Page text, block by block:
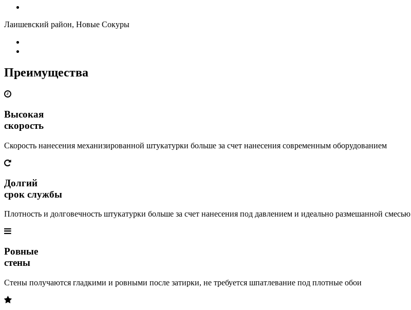
Лаишевский район, Новые Сокуры
Преимущества
Высокая
скорость
Скорость нанесения механизированной штукатурки больше за счет нанесения современным оборудованием
Долгий
срок службы
Плотность и долговечность штукатурки больше за счет нанесения под давлением и идеально размешанной смесью
Ровные
стены
Стены получаются гладкими и ровными после затирки, не требуется шпатлевание под плотные обои